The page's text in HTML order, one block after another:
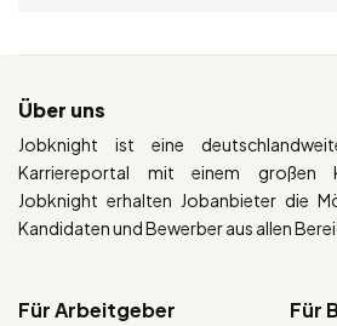
Über uns
Jobknight ist eine
Karriereportal mit einem großen
Jobknight erhalten Jobanbieter die
Kandidaten und Bewerber aus allen
Für Arbeitgeber Für